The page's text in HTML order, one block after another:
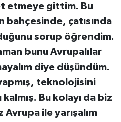
etmeye gittim. Bu
bahçesinde, çatısında
sorup öğrendim.
bunu Avrupalılar
diye düşündüm.
teknolojisini
Bu kolayı da biz
Avrupa ile yarışalım